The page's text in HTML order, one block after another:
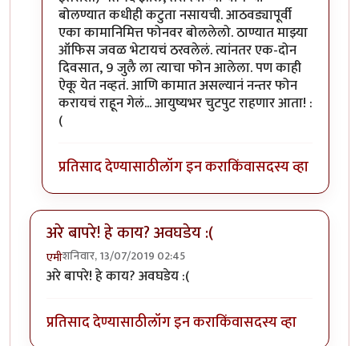
बोलण्यात कधीही कटुता नसायची. आठवड्यापूर्वी
एका कामानिमित्त फोनवर बोललेलो. ठाण्यात माझ्या
ऑफिस जवळ भेटायचं ठरवलेलं. त्यांनतर एक-दोन
दिवसात, 9 जुलै ला त्याचा फोन आलेला. पण काही
ऐकू येत नव्हतं. आणि कामात असल्यानं नन्तर फोन
करायचं राहून गेलं... आयुष्यभर चुटपुट राहणार आता! :
(
प्रतिसाद देण्यासाठीलॉग इन कराकिंवासदस्य व्हा
अरे बापरे! हे काय? अवघडेय :(
एमीशनिवार, 13/07/2019 02:45
अरे बापरे! हे काय? अवघडेय :(
प्रतिसाद देण्यासाठीलॉग इन कराकिंवासदस्य व्हा